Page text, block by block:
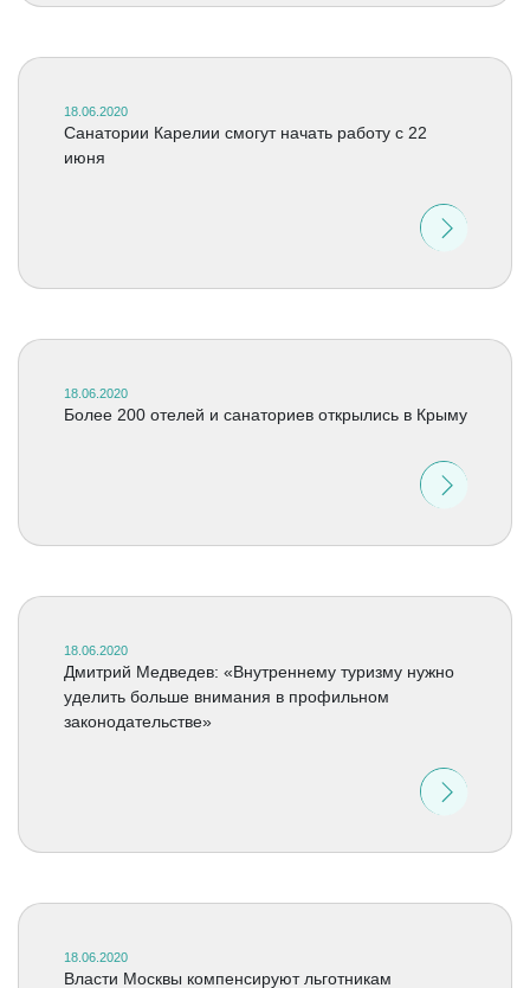
18.06.2020
Санатории Карелии смогут начать работу с 22
июня
18.06.2020
Более 200 отелей и санаториев открылись в Крыму
18.06.2020
Дмитрий Медведев: «Внутреннему туризму нужно
уделить больше внимания в профильном
законодательстве»
18.06.2020
Власти Москвы компенсируют льготникам